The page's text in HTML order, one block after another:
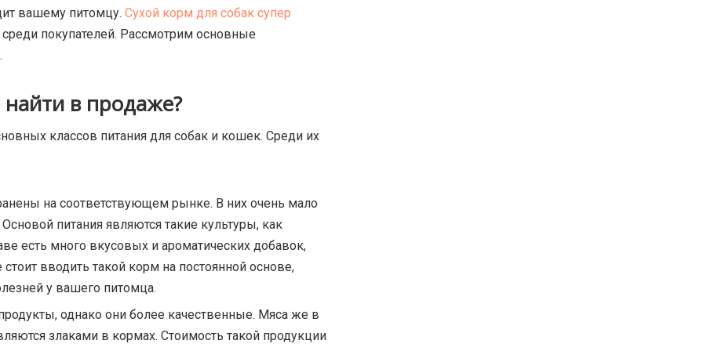
вашему питомцу. Сухой корм для собак супер
покупателей. Рассмотрим основные
в продаже?
классов питания для собак и кошек. Среди их
на соответствующем рынке. В них очень мало
питания являются такие культуры, как
есть много вкусовых и ароматических добавок,
вводить такой корм на постоянной основе,
у вашего питомца.
однако они более качественные. Мяса же в
злаками в кормах. Стоимость такой продукции